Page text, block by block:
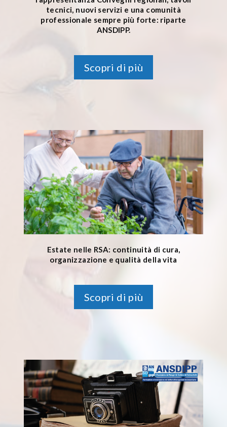
tecnici, nuovi servizi e una comunità
professionale sempre più forte: riparte
ANSDIPP.
Scopri di più
Estate nelle RSA: continuità di cura,
organizzazione e qualità della vita
Scopri di più